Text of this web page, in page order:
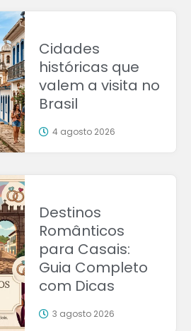
Cidades
históricas que
valem a visita no
Brasil
4 agosto 2026
Destinos
Românticos
para Casais:
Guia Completo
com Dicas
3 agosto 2026